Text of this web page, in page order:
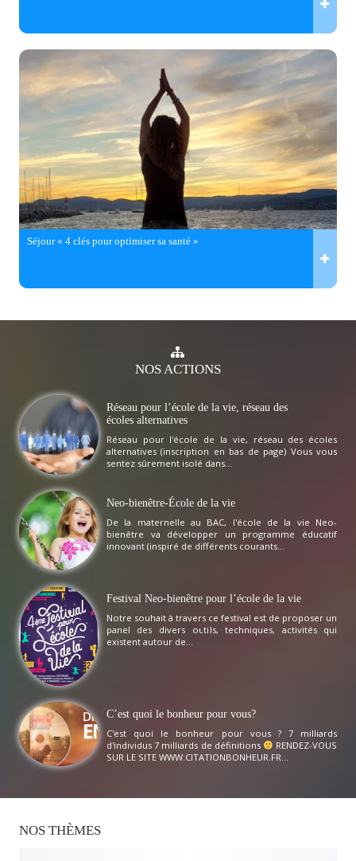
Séjour « 4 clés pour optimiser sa santé »
NOSACTIONS
Réseau pour l’école de la vie, réseau des
écoles alternatives
Réseau pour l'école de la vie, réseau des écoles
alternatives (inscription en bas de page) Vous vous
sentez sûrement isolé dans...
Neo-bienêtre-École de la vie
De la maternelle au BAC, l'école de la vie Neo-
bienêtre va développer un programme éducatif
innovant (inspiré de différents courants...
Festival Neo-bienêtre pour l’école de la vie
Notre souhait à travers ce festival est de proposer un
panel des divers outils, techniques, activités qui
existent autour de...
C’est quoi le bonheur pour vous?
C'est quoi le bonheur pour vous ? 7 milliards
d'individus 7 milliards de définitions
RENDEZ-VOUS
SUR LE SITE WWW.CITATIONBONHEUR.FR...
NOS THÈMES